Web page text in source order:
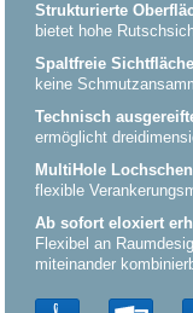
Strukturierte
bietet hohe
Spaltfreie Sichtfläche
keine
Technisch
ermöglicht
MultiHole
flexible
Ab sofort eloxiert
Flexibel an
miteinander